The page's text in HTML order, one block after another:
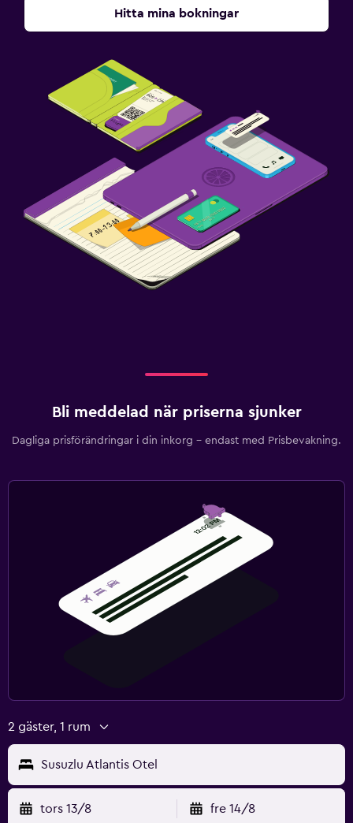
Hitta mina bokningar
Bli meddelad när priserna sjunker
Dagliga prisförändringar i din inkorg – endast med Prisbevakning.
2 gäster, 1 rum
Susuzlu Atlantis Otel
tors 13/8 fre 14/8